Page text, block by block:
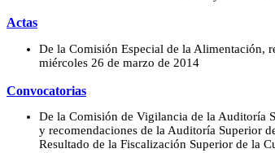
Actas
De la Comisión Especial de la Alimentación,
miércoles 26 de marzo de 2014
Convocatorias
De la Comisión de Vigilancia de la Auditoría
y recomendaciones de la Auditoría Superior
Resultado de la Fiscalización Superior de la